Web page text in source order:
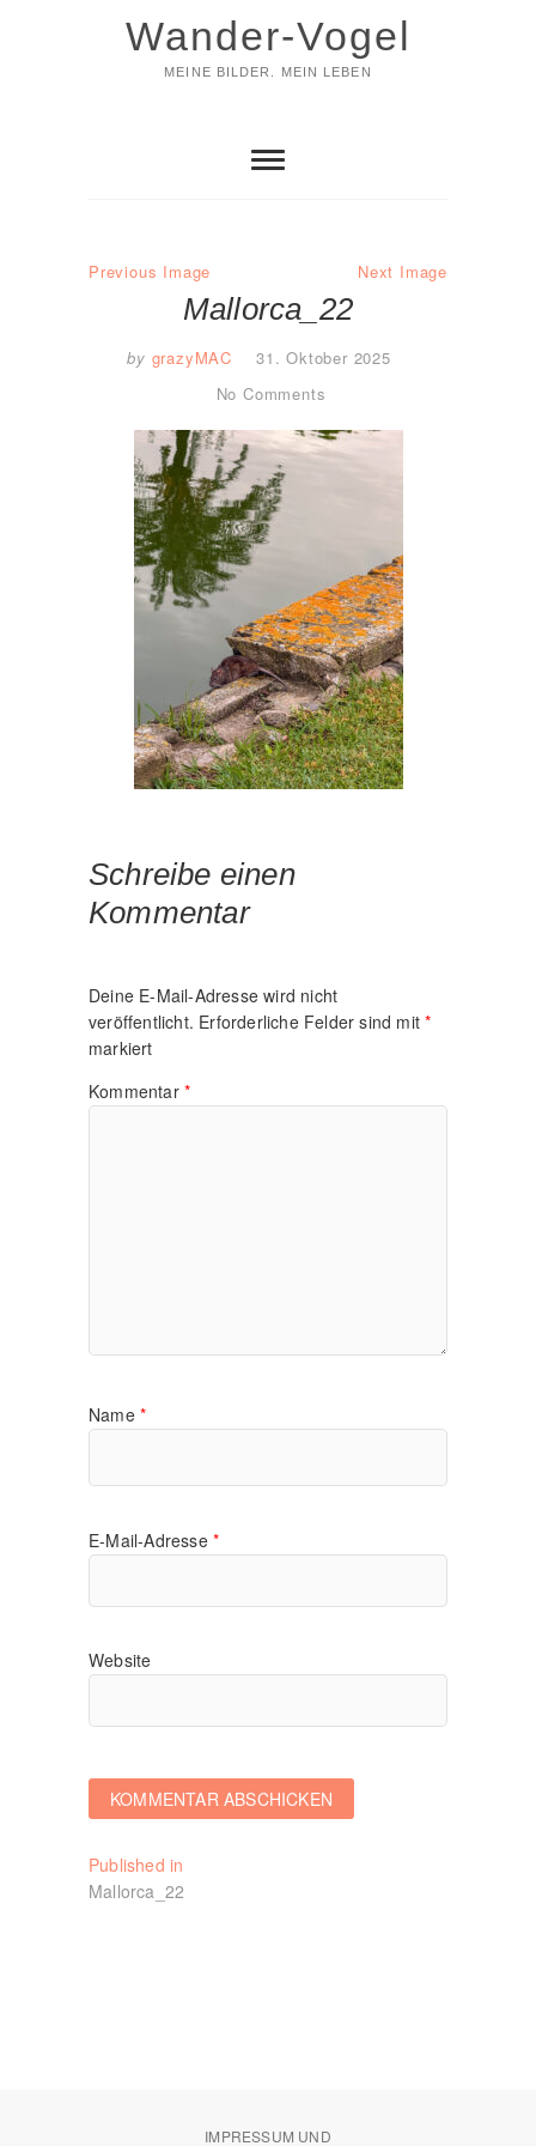
Wander-Vogel
MEINE BILDER. MEIN LEBEN
Previous Image Next Image
Mallorca_22
by grazyMAC
31. Oktober 2025
No Comments
Schreibe einen
Kommentar
Deine E-Mail-Adresse wird nicht
veröffentlicht. Erforderliche Felder sind mit*
markiert
Kommentar *
Name *
E-Mail-Adresse *
Website
Beitragsnavigation
Published in
Mallorca_22
IMPRESSUM UND